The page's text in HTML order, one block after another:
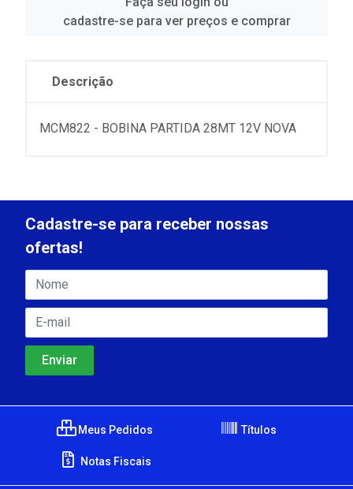
cadastre-se para ver preços e comprar
Descrição
MCM822 - BOBINA PARTIDA 28MT 12V NOVA
Cadastre-se para receber nossas
ofertas!
Meus Pedidos Títulos
Notas Fiscais